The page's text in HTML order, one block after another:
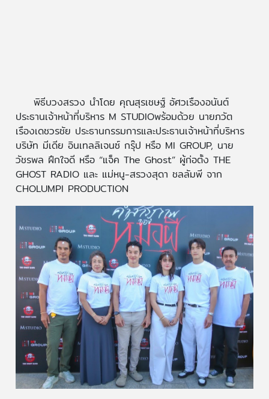
พิธีบวงสรวง นำโดย คุณสุรเชษฐ์ อัศวเรืองอนันต์
ประธานเจ้าหน้าที่บริหาร M STUDIOพร้อมด้วย นายภวัต
เรืองเดชวรชัย ประธานกรรมการและประธานเจ้าหน้าที่บริหาร
บริษัท มีเดีย อินเทลลิเจนซ์ กรุ๊ป หรือ MI GROUP, นาย
วัชรพล ฝึกใจดี หรือ “แจ็ค The Ghost” ผู้ก่อตั้ง THE
GHOST RADIO และ แม่หนู-สรวงสุดา ชลลัมพี จาก
CHOLUMPI PRODUCTION